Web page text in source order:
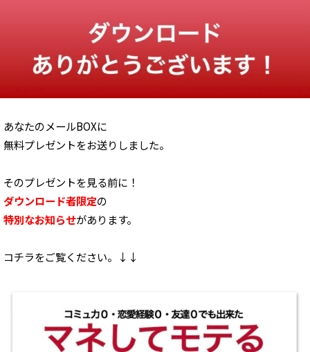
あなたのメールBOXに
無料プレゼントをお送りしました。
そのプレゼントを見る前に！
ダウンロード者限定の
特別なお知らせがあります。
コチラをご覧ください。↓↓